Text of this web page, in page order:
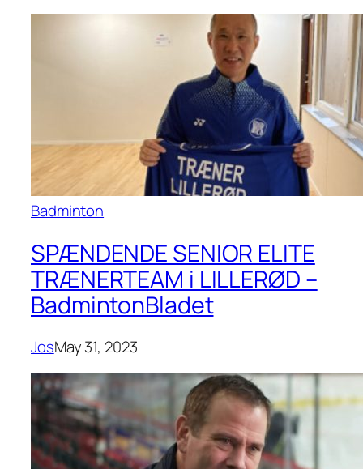
Badminton
SPÆNDENDE SENIOR ELITE
TRÆNERTEAM i LILLERØD –
BadmintonBladet
JosMay 31, 2023